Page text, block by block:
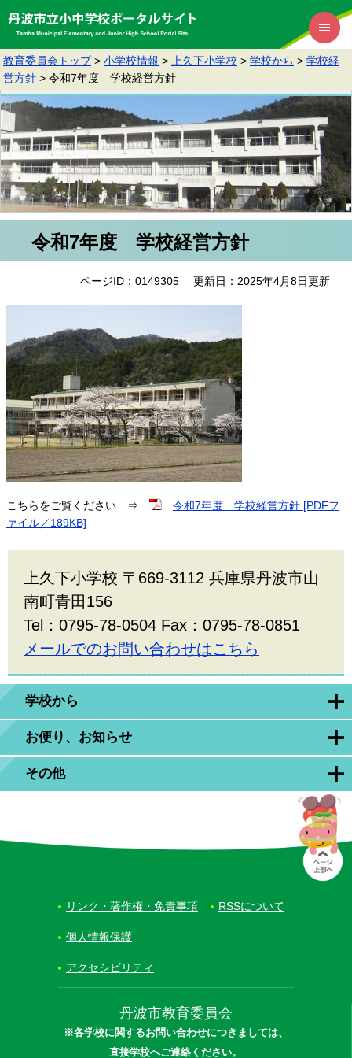
教育委員会トップ > 小学校情報 > 上久下小学校 > 学校から > 学校経
営方針 > 令和7年度 学校経営方針
学校から
お便り、お知らせ
その他
令和7年度 学校経営方針
ページID：0149305 更新日：2025年4月8日更新
こちらをご覧ください ⇒
令和7年度 学校経営方針 [PDFフ
ァイル／189KB]
上久下小学校 〒669-3112 兵庫県丹波市山
南町青田156
Tel：0795-78-0504 Fax：0795-78-0851
メールでのお問い合わせはこちら
丹波市教育委員会
※各学校に関するお問い合わせにつきましては、
直接学校へご連絡ください。
リンク・著作権・免責事項 RSSについて
個人情報保護
アクセシビリティ